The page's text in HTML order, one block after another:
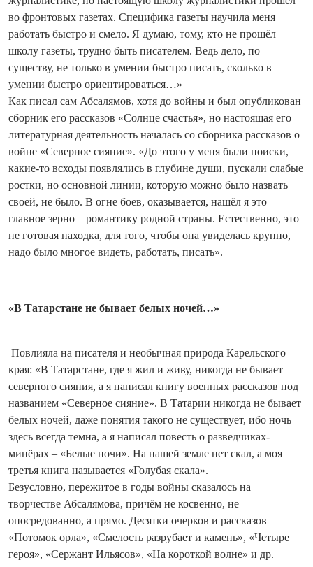
во фронтовых газетах. Специфика газеты научила меня
работать быстро и смело. Я думаю, тому, кто не прошёл
школу газеты, трудно быть писателем. Ведь дело, по
существу, не только в умении быстро писать, сколько в
умении быстро ориентироваться…»
Как писал сам Абсалямов, хотя до войны и был опубликован
сборник его рассказов «Солнце счастья», но настоящая его
литературная деятельность началась со сборника рассказов о
войне «Северное сияние». «До этого у меня были поиски,
какие-то всходы появлялись в глубине души, пускали слабые
ростки, но основной линии, которую можно было назвать
своей, не было. В огне боев, оказывается, нашёл я это
главное зерно – романтику родной страны. Естественно, это
не готовая находка, для того, чтобы она увиделась крупно,
надо было многое видеть, работать, писать».
«В Татарстане не бывает белых ночей…»
Повлияла на писателя и необычная природа Карельского
края: «В Татарстане, где я жил и живу, никогда не бывает
северного сияния, а я написал книгу военных рассказов под
названием «Северное сияние». В Татарии никогда не бывает
белых ночей, даже понятия такого не существует, ибо ночь
здесь всегда темна, а я написал повесть о разведчиках-
минёрах – «Белые ночи». На нашей земле нет скал, а моя
третья книга называется «Голубая скала».
Безусловно, пережитое в годы войны сказалось на
творчестве Абсалямова, причём не косвенно, не
опосредованно, а прямо. Десятки очерков и рассказов –
«Потомок орла», «Смелость разрубает и камень», «Четыре
героя», «Сержант Ильясов», «На короткой волне» и др.